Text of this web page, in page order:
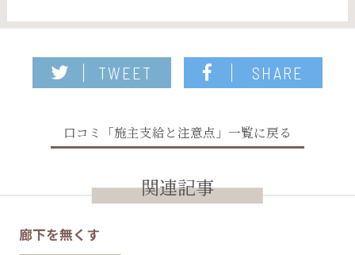
TWEET SHARE
口コミ「施主支給と注意点」一覧に戻る
関連記事
廊下を無くす